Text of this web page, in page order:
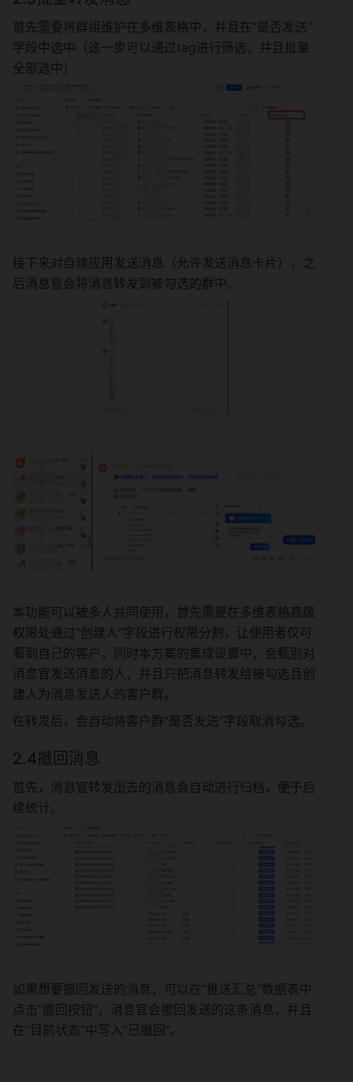
首先需要将群组维护在多维表格中，并且在“是否发送”
字段中选中（这一步可以通过tag进行筛选，并且批量
全部选中）
接下来对自建应用发送消息（允许发送消息卡片），之
后消息官会将消息转发到被勾选的群中。
本功能可以被多人共同使用，首先需要在多维表格高级
权限处通过“创建人”字段进行权限分割，让使用者仅可
看到自己的客户，同时本方案的集成设置中，会甄别对
消息官发送消息的人，并且只把消息转发给被勾选且创
建人为消息发送人的客户群。
在转发后，会自动将客户群“是否发送”字段取消勾选。
2.4撤回消息
首先，消息官转发出去的消息会自动进行归档，便于后
续统计。
如果想要撤回发送的消息，可以在“推送汇总”数据表中
点击“撤回按钮”，消息官会撤回发送的这条消息，并且
在“目前状态”中写入“已撤回”。